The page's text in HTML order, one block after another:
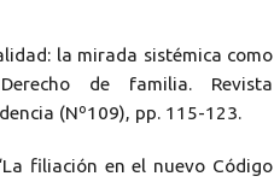
la mirada sistémica como
de familia. Revista
(Nº109), pp. 115-123.
filiación en el nuevo Código